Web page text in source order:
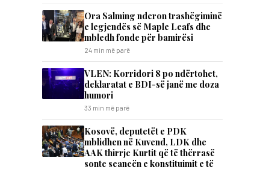
Ora Salming nderon trashëgiminë
e legjendës së Maple Leafs dhe
mbledh fonde për bamirësi
24 min më parë
VLEN: Korridori 8 po ndërtohet,
deklaratat e BDI-së janë me doza ​
humori
33 min më parë
Kosovë, deputetët e PDK
mblidhen në Kuvend, LDK dhe
AAK thirrje Kurtit që të thërrasë
sonte seancën e konstituimit e të